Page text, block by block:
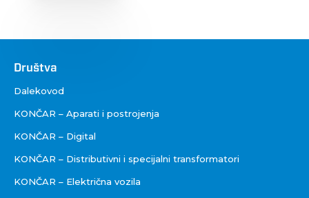
Društva
Društva
Dalekovod
KONČAR – Aparati i postrojenja
KONČAR – Digital
KONČAR – Distributivni i specijalni transformatori
KONČAR – Električna vozila